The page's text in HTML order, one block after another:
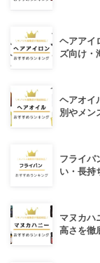
ヘアアイ
ズ向け・
ヘアオイ
別やメン
フライパ
い・長持
マヌカハ
高さを徹